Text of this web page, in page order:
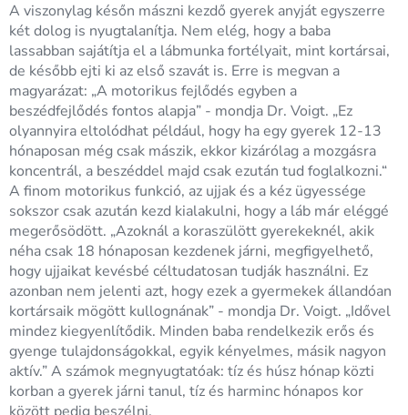
A viszonylag későn mászni kezdő gyerek anyját egyszerre
két dolog is nyugtalanítja. Nem elég, hogy a baba
lassabban sajátítja el a lábmunka fortélyait, mint kortársai,
de később ejti ki az első szavát is. Erre is megvan a
magyarázat: „A motorikus fejlődés egyben a
beszédfejlődés fontos alapja” - mondja Dr. Voigt. „Ez
olyannyira eltolódhat például, hogy ha egy gyerek 12-13
hónaposan még csak mászik, ekkor kizárólag a mozgásra
koncentrál, a beszéddel majd csak ezután tud foglalkozni.“
A finom motorikus funkció, az ujjak és a kéz ügyessége
sokszor csak azután kezd kialakulni, hogy a láb már eléggé
megerősödött. „Azoknál a koraszülött gyerekeknél, akik
néha csak 18 hónaposan kezdenek járni, megfigyelhető,
hogy ujjaikat kevésbé céltudatosan tudják használni. Ez
azonban nem jelenti azt, hogy ezek a gyermekek állandóan
kortársaik mögött kullognának” - mondja Dr. Voigt. „Idővel
mindez kiegyenlítődik. Minden baba rendelkezik erős és
gyenge tulajdonságokkal, egyik kényelmes, másik nagyon
aktív.” A számok megnyugtatóak: tíz és húsz hónap közti
korban a gyerek járni tanul, tíz és harminc hónapos kor